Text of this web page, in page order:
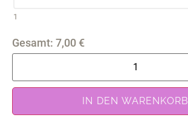
1
Gesamt: 7,00 €
IN DEN WARENKORB